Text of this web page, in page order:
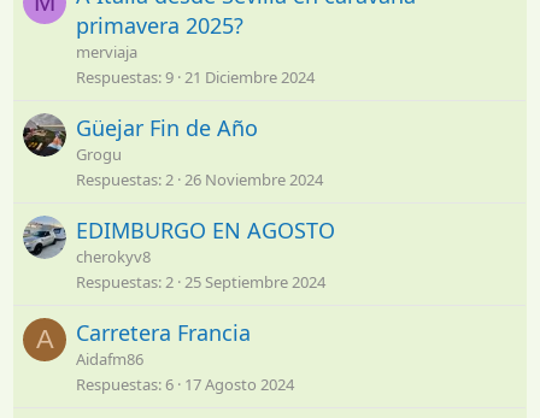
primavera 2025?
merviaja
Respuestas 9 21 Diciembre 2024
Güejar Fin de Año
Grogu
Respuestas 2 26 Noviembre 2024
EDIMBURGO EN AGOSTO
cherokyv8
Respuestas 2 25 Septiembre 2024
A Carretera Francia
Aidafm86
Respuestas 6 17 Agosto 2024